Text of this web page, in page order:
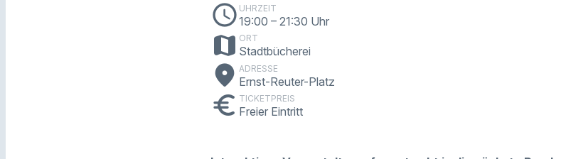
schedule UHRZEIT
19:00 – 21:30 Uhr
map ORT
Stadtbücherei
place ADRESSE
Ernst-Reuter-Platz
euro TICKETPREIS
Freier Eintritt